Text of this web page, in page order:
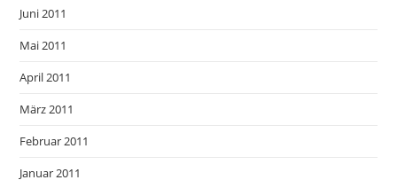
Juni 2011
Mai 2011
April 2011
März 2011
Februar 2011
Januar 2011